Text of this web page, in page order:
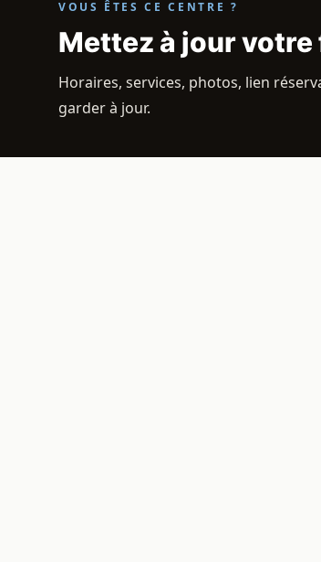
VOUS ÊTES CE CENTRE ?
Mettez à jour votre
Horaires, services, photos, lien
garder à jour.